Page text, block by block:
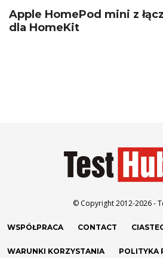
Apple HomePod mini z
dla HomeKit
© Copyright 2012-2026 -
WSPÓŁPRACA CONTACT
WARUNKI KORZYSTANIA POLITYKA